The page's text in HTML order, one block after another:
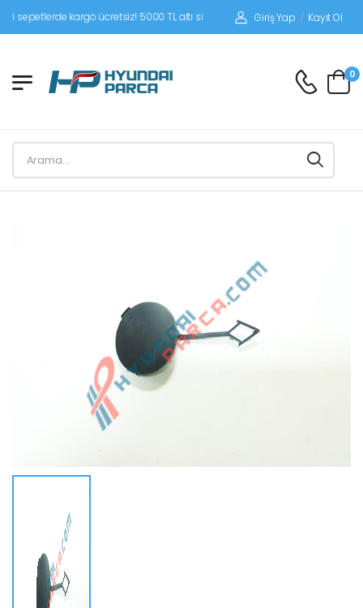
kargo ücretsiz! 5000 TL altı siparişlerinizde siparişleriniz alıcı
Giriş Yap / Kayıt Ol
0